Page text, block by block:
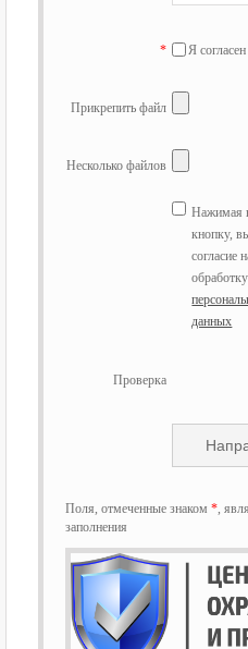
* Я
Прикрепить файл
Несколько файлов
Нажимая
кнопку,
согласие
данных
Проверка
Поля, отмеченные знаком * ,
заполнения